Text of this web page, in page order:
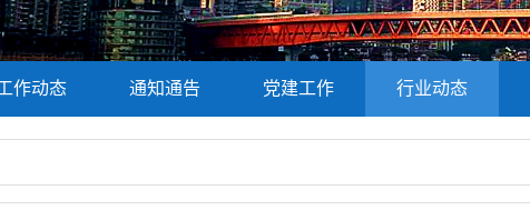
作动态 通知通告 党建工作 行业动态